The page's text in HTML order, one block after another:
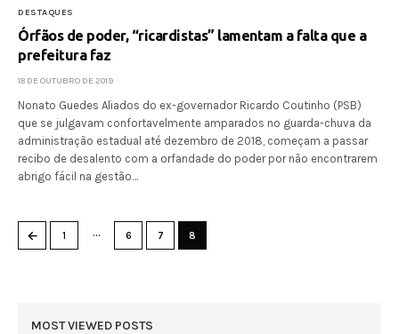
DESTAQUES
Órfãos de poder, “ricardistas” lamentam a falta que a
prefeitura faz
18 DE OUTUBRO DE 2019
Nonato Guedes Aliados do ex-governador Ricardo Coutinho (PSB)
que se julgavam confortavelmente amparados no guarda-chuva da
administração estadual até dezembro de 2018, começam a passar
recibo de desalento com a orfandade do poder por não encontrarem
abrigo fácil na gestão…
← 1 … 6 7 8
MOST VIEWED POSTS